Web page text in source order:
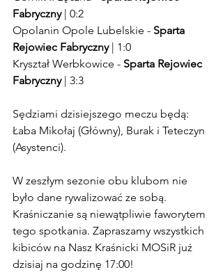
Fabryczny | 0:2
Opolanin Opole Lubelskie - Sparta
Rejowiec Fabryczny | 1:0
Kryształ Werbkowice - Sparta Rejowiec
Fabryczny | 3:3
Sędziami dzisiejszego meczu będą:
Łaba Mikołaj (Główny), Burak i Teteczyn
(Asystenci).
W zeszłym sezonie obu klubom nie
było dane rywalizować ze sobą.
Kraśniczanie są niewątpliwie faworytem
tego spotkania. Zapraszamy wszystkich
kibiców na Nasz Kraśnicki MOSiR już
dzisiaj na godzinę 17:00!